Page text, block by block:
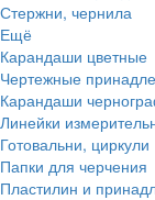
Стержни, чернила
Ещё
Карандаши цветные
Чертежные
Карандаши
Линейки
Готовальни, циркули
Папки для черчения
Пластилин и